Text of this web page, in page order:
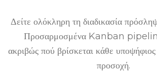
Δείτε ολόκληρη τη διαδικασία
Προσαρμοσμένα Kanban
ακριβώς πού βρίσκεται κάθε υποψήφιος
προσοχή.